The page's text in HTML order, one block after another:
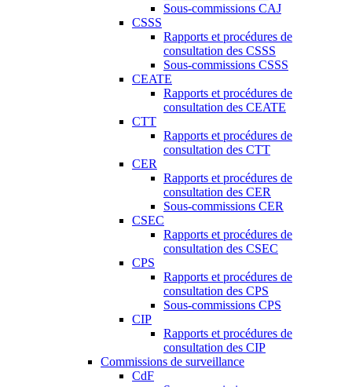
Sous-commissions CAJ
CSSS
Rapports et procédures de
consultation des CSSS
Sous-commissions CSSS
CEATE
Rapports et procédures de
consultation des CEATE
CTT
Rapports et procédures de
consultation des CTT
CER
Rapports et procédures de
consultation des CER
Sous-commissions CER
CSEC
Rapports et procédures de
consultation des CSEC
CPS
Rapports et procédures de
consultation des CPS
Sous-commissions CPS
CIP
Rapports et procédures de
consultation des CIP
Commissions de surveillance
CdF